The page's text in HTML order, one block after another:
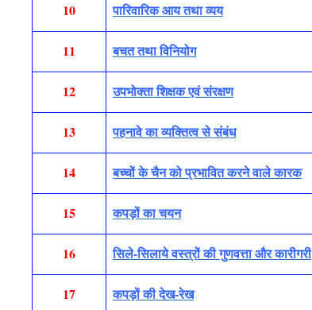
10 पारिवारिक आय तथा व्यय
11 बचत तथा विनियोग
12 उपभोक्ता शिक्षक एवं संरक्षण
13 पहनावे का व्यक्तित्व से संबंध
14 बच्चों के चैन को प्रभावित करने वाले कारक
15 कपड़ों का चयन
16 सिले-सिलाये वस्त्रों की गुणवत्ता और कारीगरी
17 कपड़ों की देख-रेख